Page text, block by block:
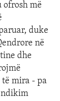
ofrosh më
duke
në
dhe
të mira - pa
ndikim